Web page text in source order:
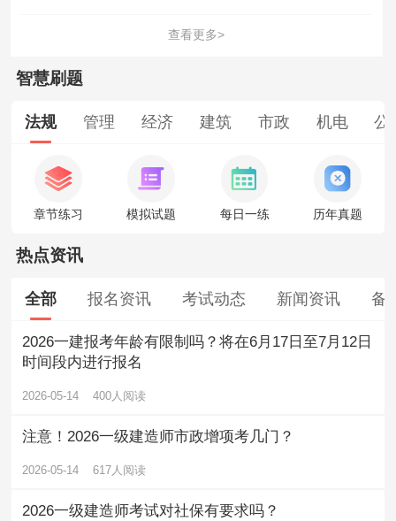
查看更多>
智慧刷题
法规 管理 经济 建筑 市政 机电 公
章节练习 模拟试题 每日一练 历年真题
热点资讯
全部 报名资讯 考试动态 新闻资讯 备
2026一建报考年龄有限制吗？将在6月17日至7月12日
时间段内进行报名
2026-05-14 400人阅读
注意！2026一级建造师市政增项考几门？
2026-05-14 617人阅读
2026一级建造师考试对社保有要求吗？